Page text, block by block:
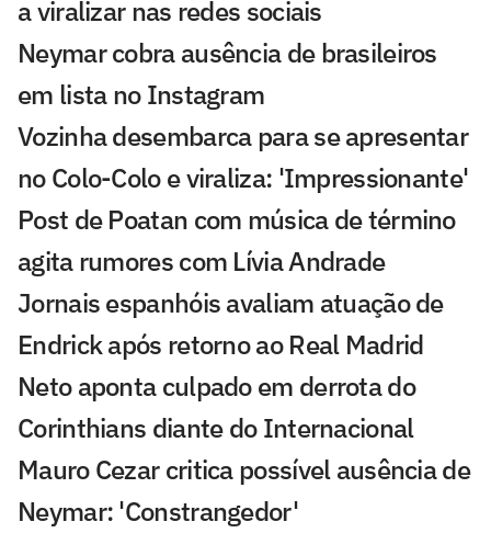
a viralizar nas redes sociais
Neymar cobra ausência de brasileiros
em lista no Instagram
Vozinha desembarca para se apresentar
no Colo-Colo e viraliza: 'Impressionante'
Post de Poatan com música de término
agita rumores com Lívia Andrade
Jornais espanhóis avaliam atuação de
Endrick após retorno ao Real Madrid
Neto aponta culpado em derrota do
Corinthians diante do Internacional
Mauro Cezar critica possível ausência de
Neymar: 'Constrangedor'